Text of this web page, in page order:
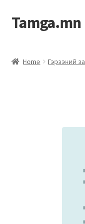
Tamga.mn
Ажил гүйцэтгэх гэрээ
Компанийн
Home Гэрээний